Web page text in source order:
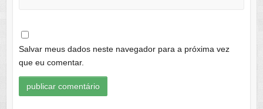
Salvar meus dados neste navegador para a próxima vez
que eu comentar.